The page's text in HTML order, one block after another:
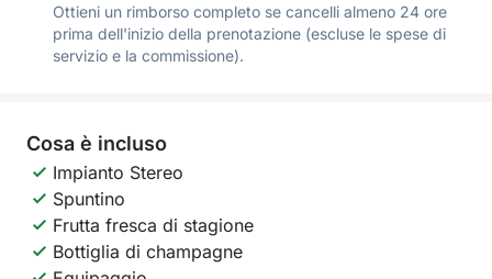
Ottieni un rimborso completo se cancelli almeno 24 ore
prima dell'inizio della prenotazione (escluse le spese di
servizio e la commissione).
Cosa è incluso
Impianto Stereo
Spuntino
Frutta fresca di stagione
Bottiglia di champagne